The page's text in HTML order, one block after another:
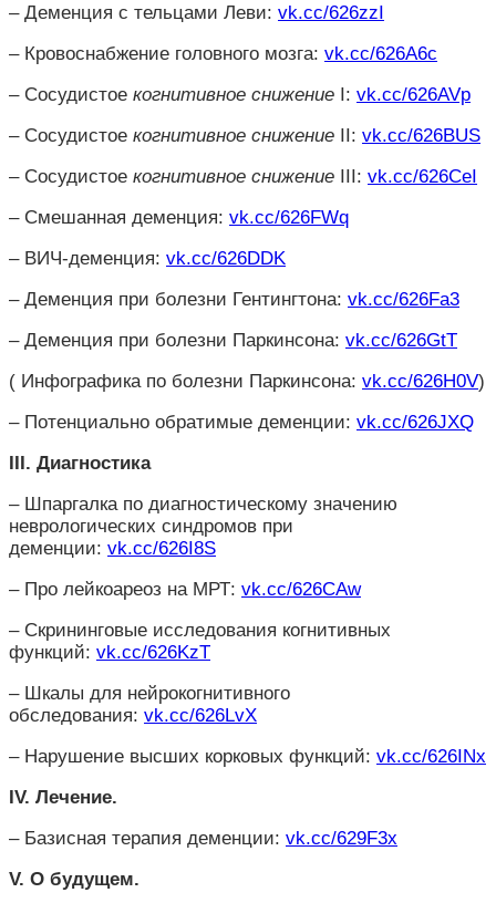
– Деменция с тельцами Леви: vk.cc/626zzI
– Кровоснабжение головного мозга: vk.cc/626A6c
– Сосудистое когнитивное снижение I: vk.cc/626AVp
– Сосудистое когнитивное снижение II: vk.cc/626BUS
– Сосудистое когнитивное снижение III: vk.cc/626CeI
– Смешанная деменция: vk.cc/626FWq
– ВИЧ-деменция: vk.cc/626DDK
– Деменция при болезни Гентингтона: vk.cc/626Fa3
– Деменция при болезни Паркинсона: vk.cc/626GtT
( Инфографика по болезни Паркинсона: vk.cc/626H0V)
– Потенциально обратимые деменции: vk.cc/626JXQ
III. Диагностика
– Шпаргалка по диагностическому значению
неврологических синдромов при
деменции: vk.cc/626I8S
– Про лейкоареоз на МРТ: vk.cc/626CAw
– Скрининговые исследования когнитивных
функций: vk.cc/626KzT
– Шкалы для нейрокогнитивного
обследования: vk.cc/626LvX
– Нарушение высших корковых функций: vk.cc/626INx
IV. Лечение.
– Базисная терапия деменции: vk.cc/629F3x
V. О будущем.